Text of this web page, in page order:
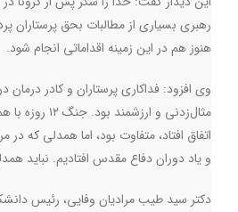
رهبری بسیاری از مطالبات بحق پرستاران
هنوز هم در این زمینه اقداماتی انجام شود.
وی افزود: فداکاری پرستاران و کادر درمان
مثال‌زدنی و
اتفاق افتاد، متفاوت بود، اما همدلی که در
و یاد دوران دفاع مقدس افتادیم. نباید
دکتر سید طیب مرادیان وفایی، رئیس